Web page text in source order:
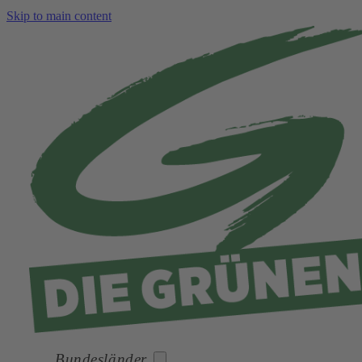
Skip to main content